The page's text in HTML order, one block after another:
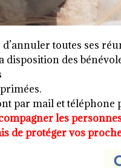
toutes ses
disposition des
par mail et
les
de protéger vos